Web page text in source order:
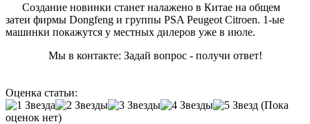
Создание новинки станет налажено в Китае на общем
затеи фирмы Dongfeng и группы PSA Peugeot Citroen. 1-ые
машинки покажутся у местных дилеров уже в июле.
Мы в контакте: Задай вопрос - получи ответ!
Оценка статьи:
(Пока
оценок нет)